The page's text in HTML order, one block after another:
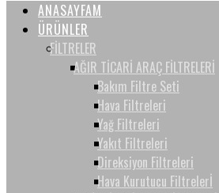
ANASAYFAM
ÜRÜNLER
FİLTRELER
AĞIR TİCARİ ARAÇ FİLTRELERİ
Bakım Filtre Seti
Hava Filtreleri
Yağ Filtreleri
Yakıt Filtreleri
Direksiyon Filtreleri
Hava Kurutucu Filtrelerİ